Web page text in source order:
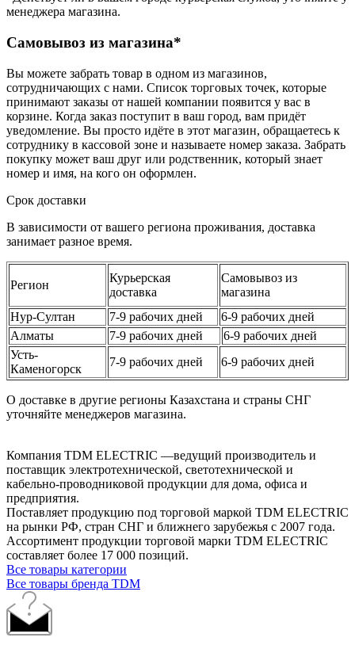
менеджера магазина.
Самовывоз из магазина*
Вы можете забрать товар в одном из магазинов,
сотрудничающих с нами. Список торговых точек, которые
принимают заказы от нашей компании появится у вас в
корзине. Когда заказ поступит в ваш город, вам придёт
уведомление. Вы просто идёте в этот магазин, обращаетесь к
сотруднику в кассовой зоне и называете номер заказа. Забрать
покупку может ваш друг или родственник, который знает
номер и имя, на кого он оформлен.
Срок доставки
В зависимости от вашего региона проживания, доставка
занимает разное время.
Регион
Курьерская
доставка
Самовывоз из
магазина
Нур-Султан
7-9 рабочих дней
6-9 рабочих дней
Алматы
7-9 рабочих дней
6-9 рабочих дней
Усть-
Каменогорск
7-9 рабочих дней 6-9 рабочих дней
О доставке в другие регионы Казахстана и страны СНГ
уточняйте менеджеров магазина.
Компания TDM ELECTRIC —ведущий производитель и
поставщик электротехнической, светотехнической и
кабельно-проводниковой продукции для дома, офиса и
предприятия.
Поставляет продукцию под торговой маркой TDM ELECTRIC
на рынки РФ, стран СНГ и ближнего зарубежья с 2007 года.
Ассортимент продукции торговой марки TDM ЕLECTRIC
составляет более 17 000 позиций.
Все товары категории
Все товары бренда TDM